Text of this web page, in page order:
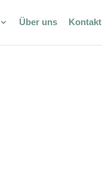
Über uns Kontakt